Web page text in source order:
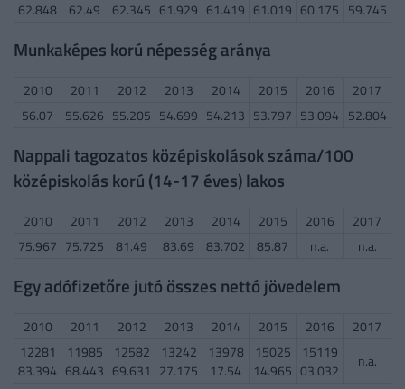
62.848 62.49 62.345 61.929 61.419 61.019 60.175 59.745
Munkaképes korú népesség aránya
2010 2011 2012 2013 2014 2015 2016
2017
56.07
55.626 55.205 54.699 54.213 53.797 53.094 52.804
Nappali tagozatos középiskolások száma/100
középiskolás korú (14-17 éves) lakos
2010 2011 2012 2013 2014 2015 2016
2017
75.967 75.725 81.49 83.69 83.702 85.87 n.a. n.a.
Egy adófizetőre jutó összes nettó jövedelem
2010 2011 2012 2013 2014 2015 2016
2017
12281
83.394
11985
68.443
12582
69.631
13242
27.175
13978
17.54
15025
14.965
15119
03.032
n.a.